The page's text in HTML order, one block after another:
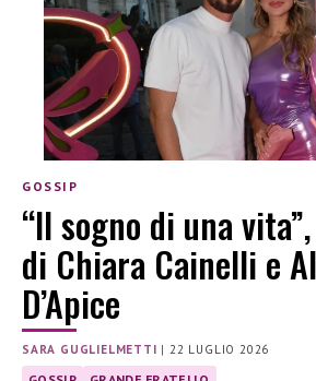
GOSSIP
“Il sogno di una
di Chiara Cainelli e
D’Apice
SARA GUGLIELMETTI | 22 LUGLIO 2026